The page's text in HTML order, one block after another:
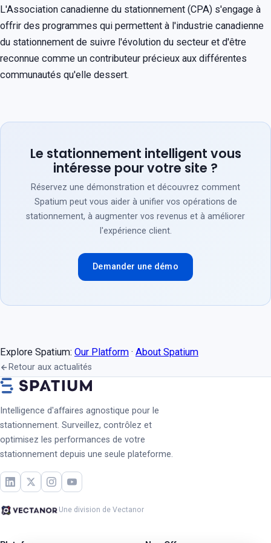
L'Association canadienne du stationnement (CPA) s'engage à
offrir des programmes qui permettent à l'industrie canadienne
du stationnement de suivre l'évolution du secteur et d'être
reconnue comme un contributeur précieux aux différentes
communautés qu'elle dessert.
Le stationnement intelligent vous
intéresse pour votre site ?
Réservez une démonstration et découvrez comment
Spatium peut vous aider à unifier vos opérations de
stationnement, à augmenter vos revenus et à améliorer
l'expérience client.
Demander une démo
Explore Spatium: Our Platform · About Spatium
Retour aux actualités
Intelligence d'affaires agnostique pour le
stationnement. Surveillez, contrôlez et
optimisez les performances de votre
stationnement depuis une seule plateforme.
Une division de Vectanor